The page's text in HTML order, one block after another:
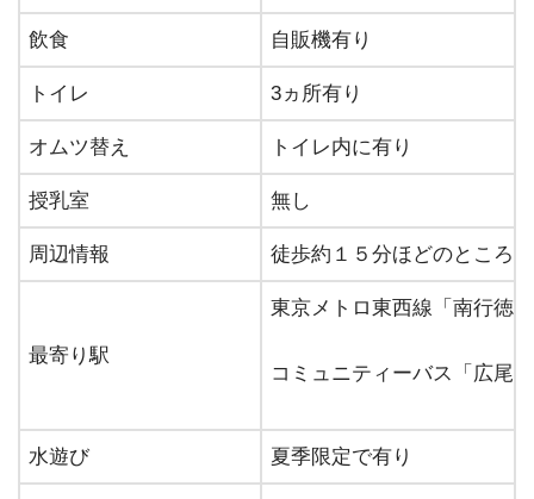
飲食 自販機有り
トイレ 3ヵ所有り
オムツ替え トイレ内に有り
授乳室 無し
周辺情報 徒歩約１５分ほどのところ
最寄り駅
東京メトロ東西線「南行徳
コミュニティーバス「広尾
水遊び 夏季限定で有り